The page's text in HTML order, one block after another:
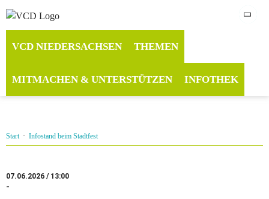
VCD NIEDERSACHSEN THEMEN
MITMACHEN & UNTERSTÜTZEN INFOTHEK
Start· Infostand beim Stadtfest
07.06.2026 / 13:00
-